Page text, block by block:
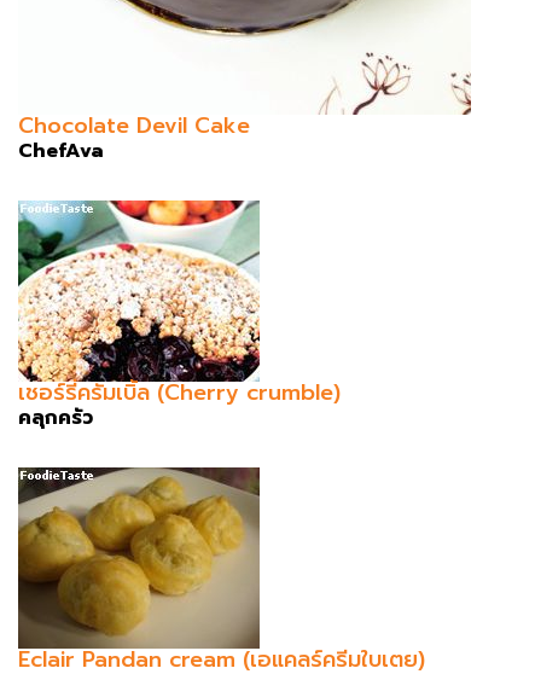
Chocolate Devil Cake
ChefAva
เชอร์รี่ครัมเบิ้ล (Cherry crumble)
คลุกครัว
Eclair Pandan cream (เอแคลร์ครีมใบเตย)